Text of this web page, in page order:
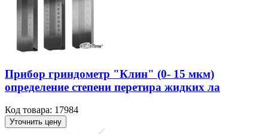
Прибор гриндометр "Клин" (0- 15 мкм)
определение степени перетира жидких ла
Код товара: 17984
Уточнить цену